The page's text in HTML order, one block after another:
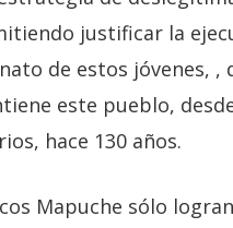
justificar la
de estos jóvenes, ,
este pueblo,
hace 130 años.
Mapuche sólo